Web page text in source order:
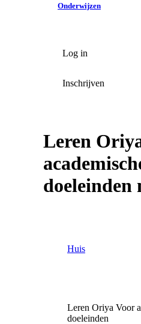
Onderwijzen
Log in
Inschrijven
Leren
Huis
Leren Oriya Voor
doeleinden